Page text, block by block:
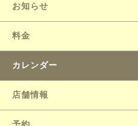
お知らせ
料金
カレンダー
店舗情報